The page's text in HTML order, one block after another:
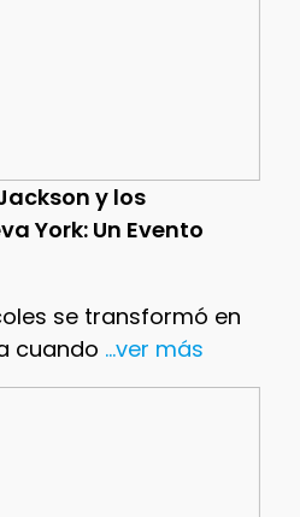
y los
York: Un Evento
se transformó en
cuando ...ver más